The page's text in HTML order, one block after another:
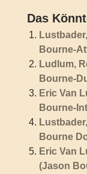
Das
Bourne-
Ludlum,
Bourne-
Eric Van
Bourne-
Bourne
Eric Van
(Jason